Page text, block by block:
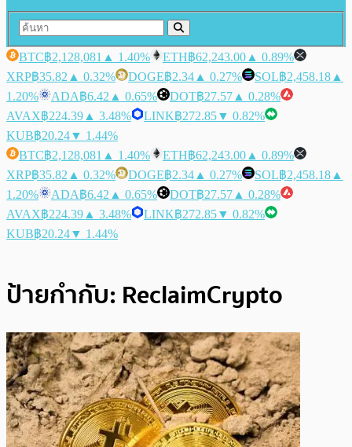
BTC฿2,128,081 ▲ 1.40% ETH฿62,243.00 ▲ 0.89%
XRP฿35.82 ▲ 0.32% DOGE฿2.34 ▲ 0.27% SOL฿2,458.18 ▲
1.20%
ADA฿6.42 ▲ 0.65% DOT฿27.57 ▲ 0.28%
AVAX฿224.39 ▲ 3.48% LINK฿272.85▼ 0.82%
KUB฿20.24▼ 1.44%
BTC฿2,128,081 ▲ 1.40% ETH฿62,243.00 ▲ 0.89%
XRP฿35.82 ▲ 0.32% DOGE฿2.34 ▲ 0.27% SOL฿2,458.18 ▲
1.20%
ADA฿6.42 ▲ 0.65% DOT฿27.57 ▲ 0.28%
AVAX฿224.39 ▲ 3.48% LINK฿272.85▼ 0.82%
KUB฿20.24▼ 1.44%
ป้ายกำกับ: ReclaimCrypto